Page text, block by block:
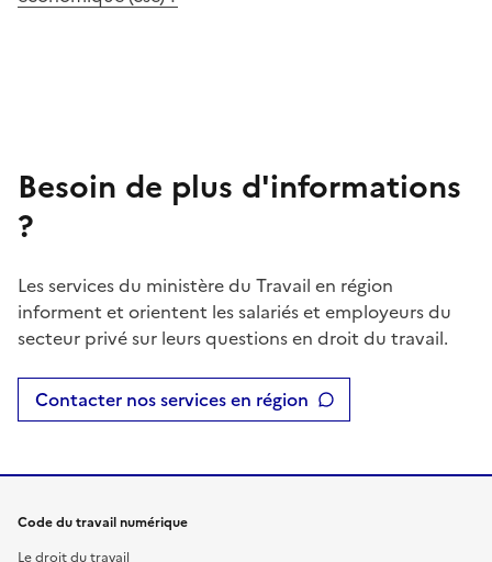
Besoin de plus d'informations
?
Les services du ministère du Travail en région
informent et orientent les salariés et employeurs du
secteur privé sur leurs questions en droit du travail.
Contacter nos services en région
Code du travail numérique
Le droit du travail